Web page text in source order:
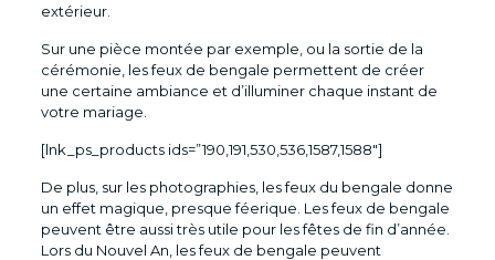
extérieur.
Sur une pièce montée par exemple, ou la sortie de la
cérémonie, les feux de bengale permettent de créer
une certaine ambiance et d’illuminer chaque instant de
votre mariage.
[lnk_ps_products ids=”190,191,530,536,1587,1588″]
De plus, sur les photographies, les feux du bengale donne
un effet magique, presque féerique. Les feux de bengale
peuvent être aussi très utile pour les fêtes de fin d’année.
Lors du Nouvel An, les feux de bengale peuvent